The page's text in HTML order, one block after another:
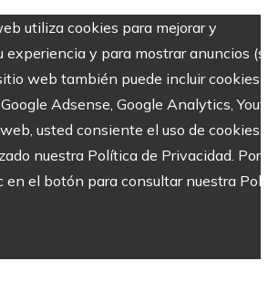
utiliza cookies para mejorar y
experiencia y para mostrar anuncios
web también puede incluir cookies
Adsense, Google Analytics,
usted consiente el uso de cookies.
nuestra Política de Privacidad. Por
en el botón para consultar nuestra